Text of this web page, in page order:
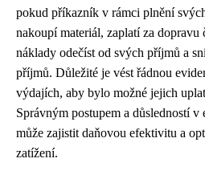
pokud příkazník v rámci plnění
nakoupí materiál, zaplatí za
náklady odečíst od svých příjmů a
příjmů. Důležité je vést řádnou
výdajích, aby bylo možné jejich
Správným postupem a důsledností
může zajistit daňovou efektivitu a
zatížení.